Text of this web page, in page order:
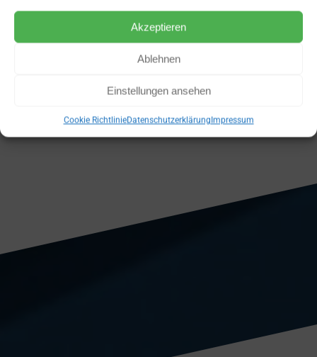
Akzeptieren
Ablehnen
Einstellungen ansehen
Cookie RichtlinieDatenschutzerklärungImpressum
Jetzt kostenlos starten!